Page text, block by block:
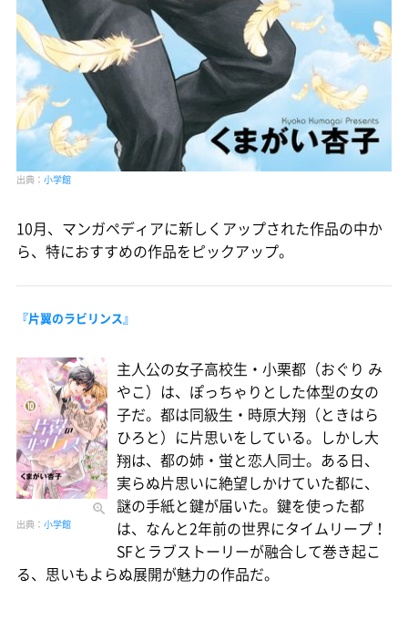
出典： 小学館
10月、マンガペディアに新しくアップされた作品の中か
ら、特におすすめの作品をピックアップ。
『片翼のラビリンス』
出典： 小学館
主人公の女子高校生・小栗都（おぐり み
やこ）は、ぽっちゃりとした体型の女の
子だ。都は同級生・時原大翔（ときはら
ひろと）に片思いをしている。しかし大
翔は、都の姉・蛍と恋人同士。ある日、
実らぬ片思いに絶望しかけていた都に、
謎の手紙と鍵が届いた。鍵を使った都
は、なんと2年前の世界にタイムリープ！
SFとラブストーリーが融合して巻き起こ
る、思いもよらぬ展開が魅力の作品だ。